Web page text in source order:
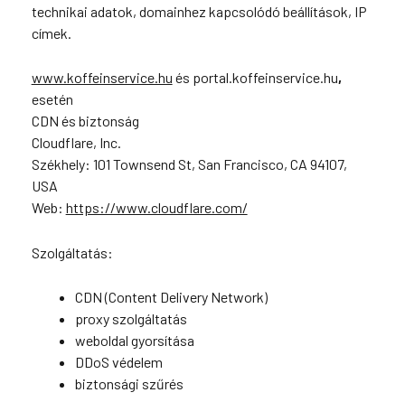
technikai adatok, domainhez kapcsolódó beállítások, IP
címek.
www.koffeinservice.hu és portal.koffeinservice.hu,
esetén
CDN és biztonság
Cloudflare, Inc.
Székhely: 101 Townsend St, San Francisco, CA 94107,
USA
Web: https://www.cloudflare.com/
Szolgáltatás:
CDN (Content Delivery Network)
proxy szolgáltatás
weboldal gyorsítása
DDoS védelem
biztonsági szűrés